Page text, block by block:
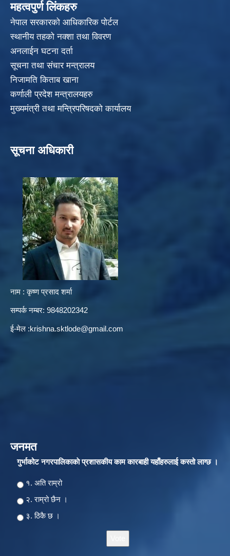
महत्वपुर्ण लिंकहरु
नेपाल सरकारको आधिकारिक पोर्टल
स्थानीय तहको नक्शा तथा विवरण
अनलाईन घटना दर्ता
सूचना तथा संचार मन्त्रालय
निजामति किताब खाना
कर्णाली प्रदेश मन्त्रालयहरु
मुख्यमंत्री तथा मन्त्रिपरिषदको कार्यालय
सूचना अधिकारी
नाम : कृष्ण प्रसाद शर्मा
सम्पर्क नम्बर: 9848202342
ई-मेल :krishna.sktlode@gmail.com
जनमत
गुर्भाकोट नगरपालिकाकाे प्रशासकीय काम कारबाही यहाँहरुलाई कस्तो लाग्छ ।
Choices
१. अति राम्रो
२‍‍. राम्रो छैन ।
३. ठिकै छ ।